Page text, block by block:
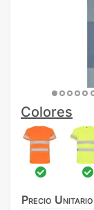
Colores
Precio